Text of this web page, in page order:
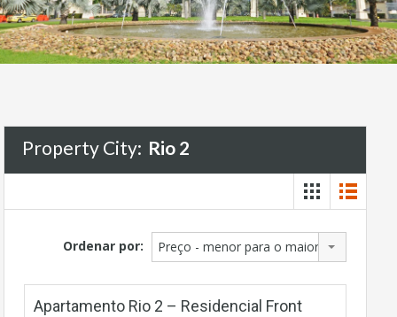
Property City: Rio 2
Ordenar por: Preço - menor para o maior
Apartamento Rio 2 – Residencial Front